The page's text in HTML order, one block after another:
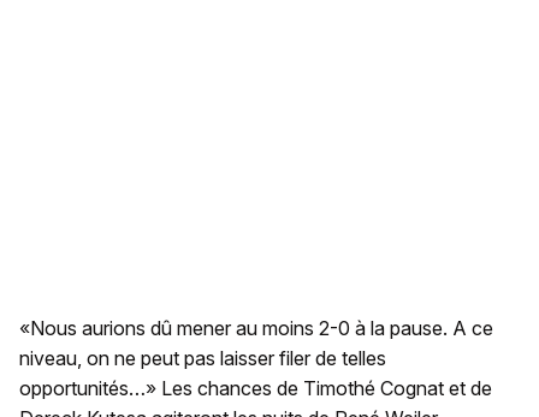
«Nous aurions dû mener au moins 2-0 à la pause. A ce
niveau, on ne peut pas laisser filer de telles
opportunités…» Les chances de Timothé Cognat et de